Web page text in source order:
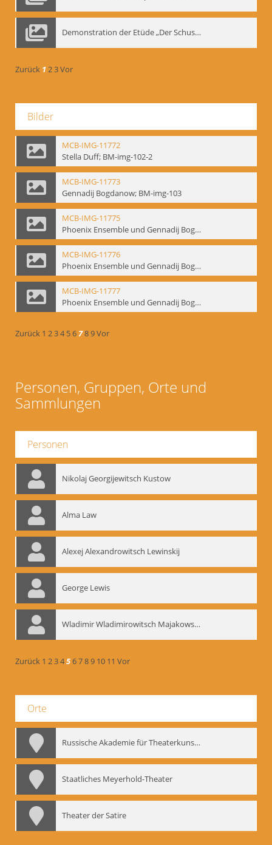
Demonstration der Etüde „Der Schuss mit dem Bogen“ durch Gennadij Nikolajewitsch Bogdanow, Berlin 1991
Zurück 123Vor
Bilder
MCB-IMG-11772
Stella Duff; BM-img-102-2
MCB-IMG-11773
Gennadij Bogdanow; BM-img-103
MCB-IMG-11775
Phoenix Ensemble und Gennadij Bogdanow; BM-img-105-1
MCB-IMG-11776
Phoenix Ensemble und Gennadij Bogdanow; BM-img-105-2
MCB-IMG-11777
Phoenix Ensemble und Gennadij Bogdanow; BM-img-105-3
Zurück 1 234 56789Vor
Personen, Gruppen, Orte und
Sammlungen
Personen
Nikolaj Georgijewitsch Kustow
Alma Law
Alexej Alexandrowitsch Lewinskij
George Lewis
Wladimir Wladimirowitsch Majakowskij
Zurück 1 23456789 10 11 Vor
Orte
Russische Akademie für Theaterkunst – GITIS
Staatliches Meyerhold-Theater
Theater der Satire